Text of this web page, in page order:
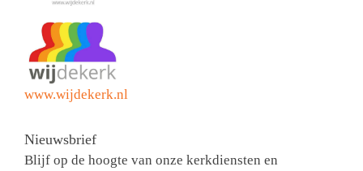
www.wijdekerk.nl
Nieuwsbrief
Blijf op de hoogte van onze kerkdiensten en